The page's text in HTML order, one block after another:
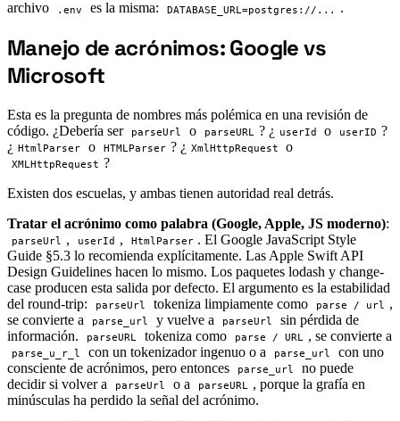
archivo
.env es la misma: DATABASE_URL=postgres://... .
#
Manejo de acrónimos: Google vs
Microsoft
Esta es la pregunta de nombres más polémica en una revisión de
código. ¿Debería ser
parseUrl o parseURL ? ¿ userId o userID ?
¿ HtmlParser o HTMLParser ? ¿ XmlHttpRequest o
XMLHttpRequest ?
Existen dos escuelas, y ambas tienen autoridad real detrás.
Tratar el acrónimo como palabra (Google, Apple, JS moderno):
parseUrl , userId , HtmlParser . El Google JavaScript Style
Guide §5.3 lo recomienda explícitamente. Las Apple Swift API
Design Guidelines hacen lo mismo. Los paquetes lodash y change-
case producen esta salida por defecto. El argumento es la estabilidad
del round-trip:
parseUrl tokeniza limpiamente como parse / url ,
se convierte a
parse_url y vuelve a parseUrl
sin pérdida de
información.
parseURL tokeniza como parse / URL , se convierte a
parse_u_r_l con un tokenizador ingenuo o a parse_url
con uno
consciente de acrónimos, pero entonces
parse_url
no puede
decidir si volver a
parseUrl o a parseURL , porque la grafía en
minúsculas ha perdido la señal del acrónimo.